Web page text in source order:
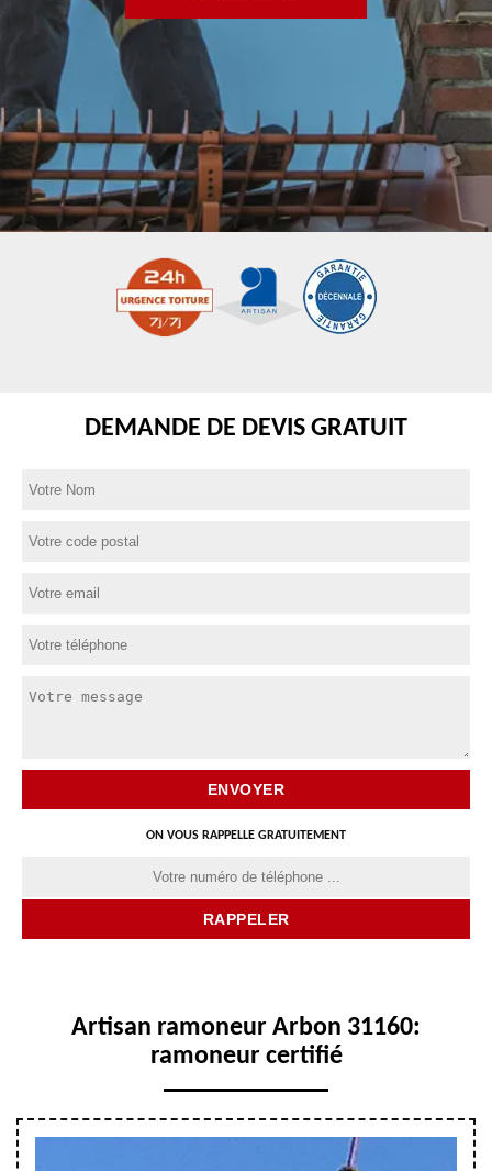
DEMANDE DE DEVIS GRATUIT
ON VOUS RAPPELLE GRATUITEMENT
Artisan ramoneur Arbon 31160:
ramoneur certifié